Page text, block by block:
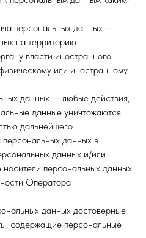
персональных данных —
на территорию
власти иностранного
или иностранному
данных — любые действия,
данные уничтожаются
дальнейшего
данных в
данных и/или
персональных данных.
Оператора
данных достоверные
содержащие персональные